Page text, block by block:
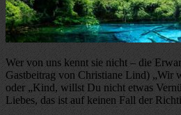
Wer von uns kennt sie nicht – die
Gastbeitrag von Christiane Lind) „Wir
oder „Kind, willst Du nicht etwas
Liebes, das ist auf keinen Fall der